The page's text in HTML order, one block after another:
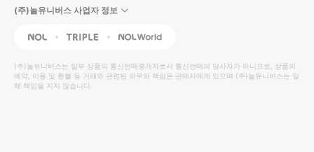
높
은
순
동
영
상
(주)놀유니버스 사업자 정보
NOL Triple Interpark Global
(주)놀유니버스는 일부 상품의 통신판매중개자로서 통신판매의 당사자가 아니므로, 상품의
예약, 이용 및 환불 등 거래와 관련된 의무와 책임은 판매자에게 있으며 (주)놀유니버스는 일
체 책임을 지지 않습니다.